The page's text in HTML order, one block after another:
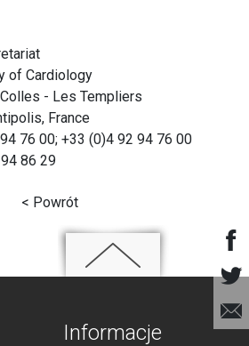
of Cardiology
- Les Templiers
France
76 00; +33 (0)4 92 94 76 00
86 29
< Powrót
Informacje